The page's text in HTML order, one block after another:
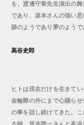
を、渡邊守章先生演出の
であり、坂本さんの強い
跡のようであり夢のよう
高谷史郎
ヒトは現在だけを生きて
金輪際の外にまで心踊ら
の事を話し続けてきた。